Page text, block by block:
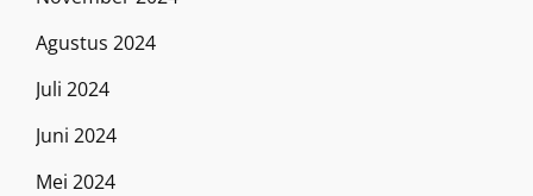
Agustus 2024
Juli 2024
Juni 2024
Mei 2024